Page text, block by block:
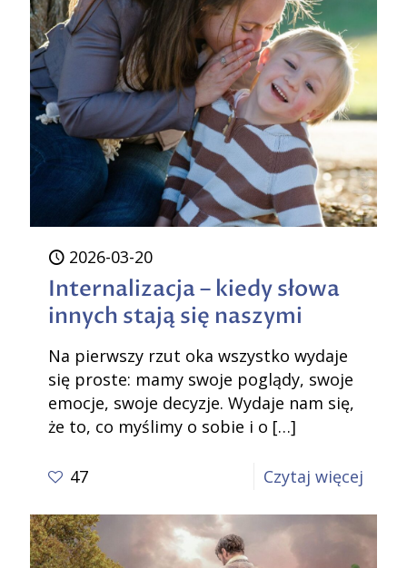
2026-03-20
Internalizacja – kiedy słowa
innych stają się naszymi
Na pierwszy rzut oka wszystko wydaje
się proste: mamy swoje poglądy, swoje
emocje, swoje decyzje. Wydaje nam się,
że to, co myślimy o sobie i o […]
47 Czytaj więcej